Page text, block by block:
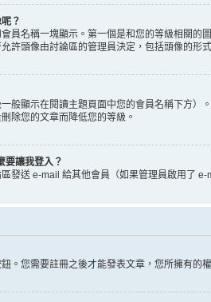
？
員名稱一塊顯示。第一個是和您的等級相關
許頭像由討論區的管理員決定，包括頭像的
般顯示在閱讀主題頁面中您的會員名稱下方
除您的文章而降低您的等級。
要讓我登入？
發送 e-mail 給其他會員（如果管理員啟用了
。您需要註冊之後才能發表文章，您所擁有的